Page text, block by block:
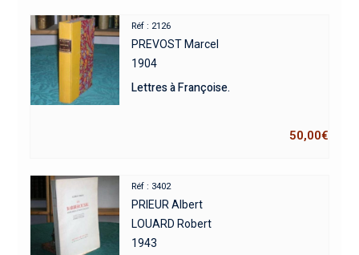
Réf : 2126
PREVOST Marcel
1904
Lettres à Françoise.
50,00€
Réf : 3402
PRIEUR Albert
LOUARD Robert
1943